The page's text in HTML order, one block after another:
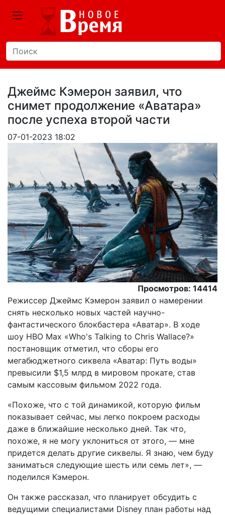
Джеймс Кэмерон заявил, что
снимет продолжение «Аватара»
после успеха второй части
07-01-2023 18:02
Просмотров: 14414
Режиссер Джеймс Кэмерон заявил о намерении
снять несколько новых частей научно-
фантастического блокбастера «Аватар». В ходе
шоу ​​HBO Max «Who's Talking to Chris Wallace?»
постановщик отметил, что сборы его
мегабюджетного сиквела «Аватар: Путь воды»
превысили $1,5 млрд в мировом прокате, став
самым кассовым фильмом 2022 года.
«Похоже, что с той динамикой, которую фильм
показывает сейчас, мы легко покроем расходы
даже в ближайшие несколько дней. Так что,
похоже, я не могу уклониться от этого, — мне
придется делать другие сиквелы. Я знаю, чем буду
заниматься следующие шесть или семь лет», —
поделился Кэмерон.
Он также рассказал, что планирует обсудить с
ведущими специалистами Disney план работы над